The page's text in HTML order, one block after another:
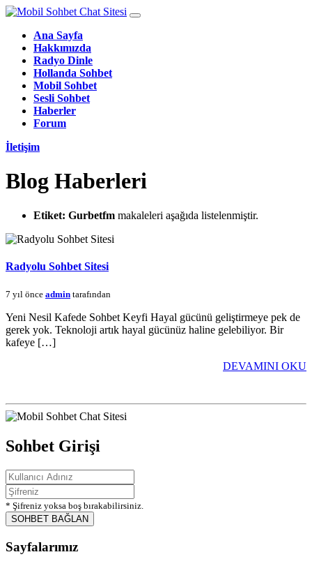
Ana Sayfa
Hakkımızda
Radyo Dinle
Hollanda Sohbet
Mobil Sohbet
Sesli Sohbet
Haberler
Forum
İletişim
Blog Haberleri
Etiket: Gurbetfm makaleleri aşağıda listelenmiştir.
Radyolu Sohbet Sitesi
7 yıl önce admin tarafından
Yeni Nesil Kafede Sohbet Keyfi Hayal gücünü geliştirmeye pek de
gerek yok. Teknoloji artık hayal gücünüz haline gelebiliyor. Bir
kafeye […]
DEVAMINI OKU
Sohbet Girişi
* Şifreniz yoksa boş bırakabilirsiniz.
SOHBET BAĞLAN
Sayfalarımız